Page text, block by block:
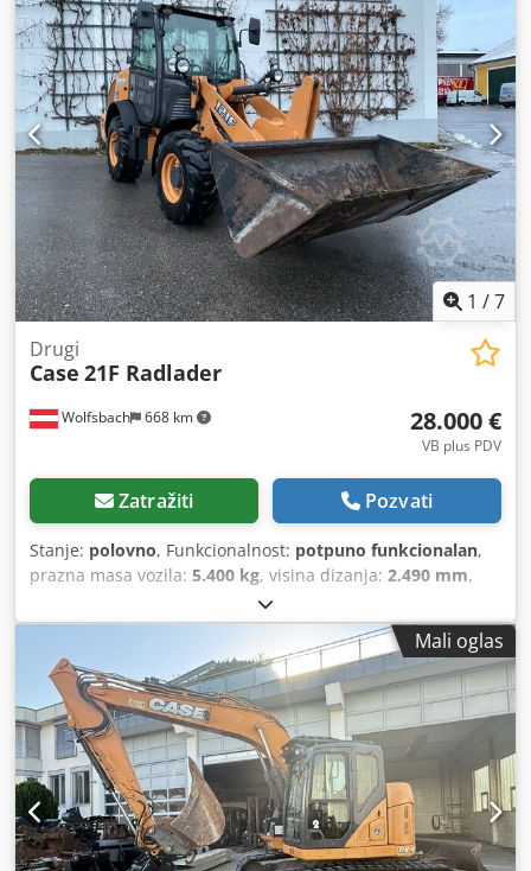
1 /7
Wolfsbach 668 km
Drugi
Case 21F Radlader
28.000 €
VB plus PDV
Zatražiti Pozvati
Stanje: polovno, Funkcionalnost: potpuno funkcionalan,
prazna masa vozila: 5.400 kg, visina dizanja: 2.490 mm,
, radni sati:
dužina:5.550 mm, građevinska visina:2.500 mm, tip
, radna širina:1.950 mm, Ostalo
Kategorija brzine: 25 Tehničko stanje: normalno
Chjdpfxswlxgas Am Aja Stanje baterije: normalno
Mali oglas